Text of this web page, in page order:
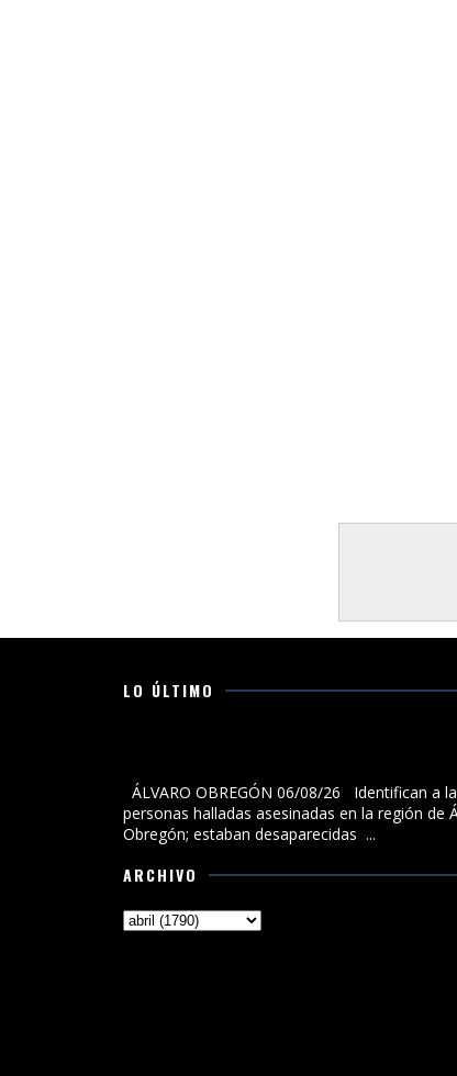
LO ÚLTIMO
ÁLVARO OBREGÓN 06/08/26 Identifican a
personas halladas asesinadas en la región de
Obregón; estaban desaparecidas ...
ARCHIVO